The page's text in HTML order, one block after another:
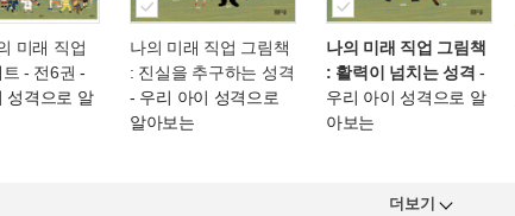
미래 직업
- 전6권 -
성격으로 알
나의 미래 직업 그림책
: 진실을 추구하는 성격
- 우리 아이 성격으로
알아보는
나의 미래 직업 그림책
: 활력이 넘치는 성격 -
우리 아이 성격으로 알
아보는
더보기